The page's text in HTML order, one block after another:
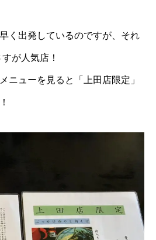
イバシーポリシー
く出発しているのですが、それ
が人気店！
ニューを見ると「上田店限定」